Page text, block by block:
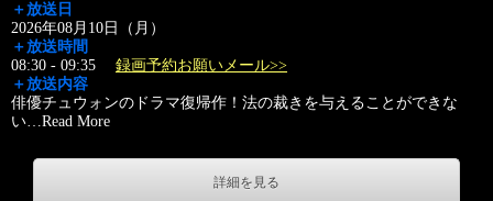
＋放送日
2026年08月10日（月）
＋放送時間
08:30 - 09:35 録画予約お願いメール>>
＋放送内容
俳優チュウォンのドラマ復帰作！法の裁きを与えることができな
い…Read More
詳細を見る